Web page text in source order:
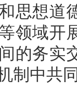
思想道
领域开
的务实
制中共